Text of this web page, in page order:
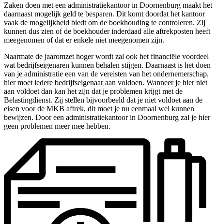
Zaken doen met een administratiekantoor in Doornenburg maakt het
daarnaast mogelijk geld te besparen. Dit komt doordat het kantoor
vaak de mogelijkheid biedt om de boekhouding te controleren. Zij
kunnen dus zien of de boekhouder inderdaad alle aftrekposten heeft
meegenomen of dat er enkele niet meegenomen zijn.
Naarmate de jaaromzet hoger wordt zal ook het financiële voordeel
wat bedrijfseigenaren kunnen behalen stijgen. Daarnaast is het doen
van je administratie een van de vereisten van het ondernemerschap,
hier moet iedere bedrijfseigenaar aan voldoen. Wanneer je hier niet
aan voldoet dan kan het zijn dat je problemen krijgt met de
Belastingdienst. Zij stellen bijvoorbeeld dat je niet voldoet aan de
eisen voor de MKB aftrek, dit moet je nu eenmaal wel kunnen
bewijzen. Door een administratiekantoor in Doornenburg zal je hier
geen problemen meer mee hebben.